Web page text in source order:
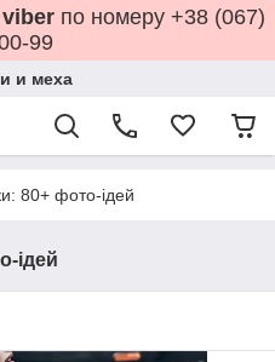
viber по номеру +38 (067)
99
и меха
80+ фото-ідей
ідей